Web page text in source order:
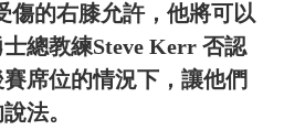
傷的右膝允許，他將可以
總教練Steve Kerr 否認
席位的情況下，讓他們
法。